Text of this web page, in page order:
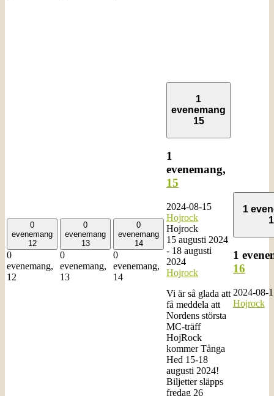
0
evenemang
12
0
evenemang,
12
0
evenemang
13
0
evenemang,
13
0
evenemang
14
0
evenemang,
14
1
evenemang
15
1
evenemang,
15
2024-08-15
Hojrock
Hojrock
15 augusti 2024
- 18 augusti
2024
Hojrock
Vi är så glada att
få meddela att
Nordens största
MC-träff
HojRock
kommer Tånga
Hed 15-18
augusti 2024!
Biljetter släpps
fredag 26
1
1
16
2024-08-
Hojrock